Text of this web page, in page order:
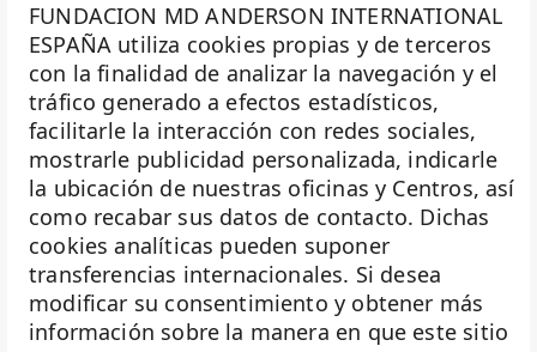
FUNDACION MD ANDERSON INTERNATIONAL
ESPAÑA utiliza cookies propias y de terceros
con la finalidad de analizar la navegación y el
tráfico generado a efectos estadísticos,
facilitarle la interacción con redes sociales,
mostrarle publicidad personalizada, indicarle
la ubicación de nuestras oficinas y Centros, así
como recabar sus datos de contacto. Dichas
cookies analíticas pueden suponer
transferencias internacionales. Si desea
modificar su consentimiento y obtener más
información sobre la manera en que este sitio
La Fundación MD Anderson España - Hospiten es
miembro de laAsociación Española de Fundaciones
Investigación
Biobanco
Docencia
Voluntariado